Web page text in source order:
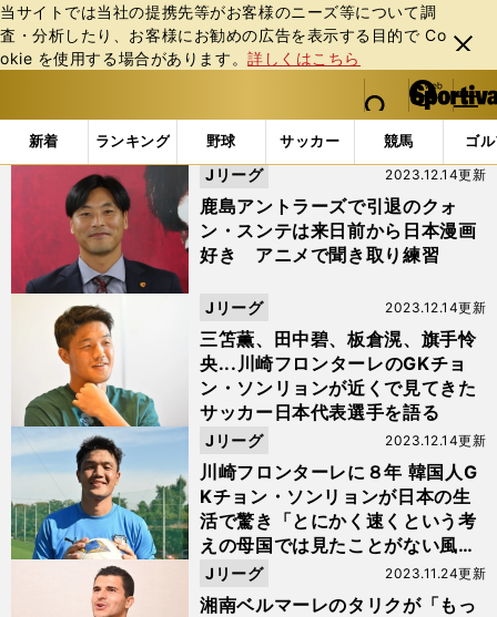
当サイトでは当社の提携先等がお客様のニーズ等について調
査・分析したり、お客様にお勧めの広告を表⽰する⽬的で Co
okie を使⽤する場合があります。詳しくはこちら
閉じ
る
web Sportiva (webスポルティーバ)
検索
マイペ
ー
ジ
メニュ
新着 ランキング 野球 サッカー 競馬 ゴ
b
ス
バ
「#私が日本でプレーする理由」の最新ニュース・ 情報 (2
鹿島アントラーズで引退のクォ
ン・スンテは来日前から日本漫画
好き アニメで聞き取り練習
2023.12.14更新
Jリーグ
三笘薫、田中碧、板倉滉、旗手怜
央...川崎フロンターレのGKチョ
ン・ソンリョンが近くで見てきた
サッカー日本代表選手を語る
2023.12.14更新
Jリーグ
川崎フロンターレに８年 韓国人G
Kチョン・ソンリョンが日本の生
活で驚き「とにかく速くという考
えの母国では見たことがない風景
でした」
2023.12.14更新
Jリーグ
湘南ベルマーレのタリクが「もっ
2023.11.24更新
Jリーグ